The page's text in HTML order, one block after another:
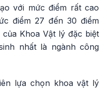
với mức điểm rất cao
điểm 27 đến 30 điểm
Khoa Vật lý đặc biệt
nhất là ngành công
lựa chọn khoa vật lý